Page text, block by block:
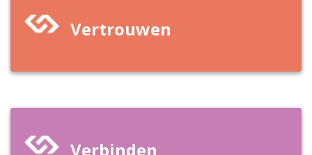
Vertrouwen
Verbinden